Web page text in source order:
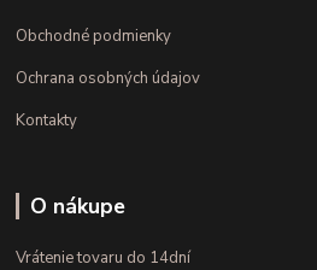
Obchodné podmienky
Ochrana osobných údajov
Kontakty
O nákupe
Vrátenie tovaru do 14dní